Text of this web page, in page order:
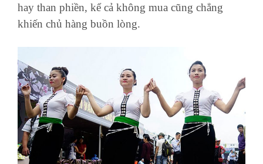
hay than phiền, kể cả không mua cũng chẳng
khiến chủ hàng buồn lòng.